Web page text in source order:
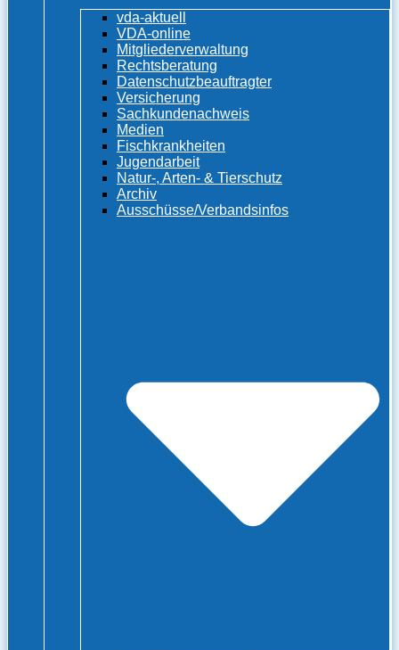
vda-aktuell
VDA-online
Mitgliederverwaltung
Rechtsberatung
Datenschutzbeauftragter
Versicherung
Sachkundenachweis
Medien
Fischkrankheiten
Jugendarbeit
Natur-, Arten- & Tierschutz
Archiv
Ausschüsse/Verbandsinfos